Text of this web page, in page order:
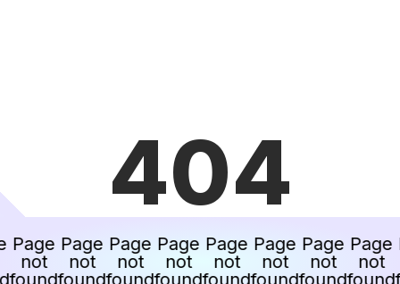
404
Page
not
found
Page
not
found
Page
not
found
Page
not
found
Page
not
found
Page
not
found
Page
not
found
Page
not
found
Oops